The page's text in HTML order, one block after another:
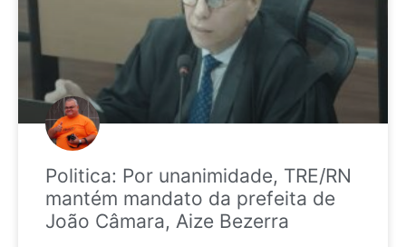
Politica: Por unanimidade, TRE/RN
mantém mandato da prefeita de
João Câmara, Aize Bezerra